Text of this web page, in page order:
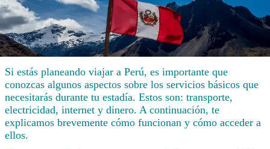
Si estás planeando viajar a Perú, es importante que
conozcas algunos aspectos sobre los servicios básicos que
necesitarás durante tu estadía. Estos son: transporte,
electricidad, internet y dinero. A continuación, te
explicamos brevemente cómo funcionan y cómo acceder a
ellos.